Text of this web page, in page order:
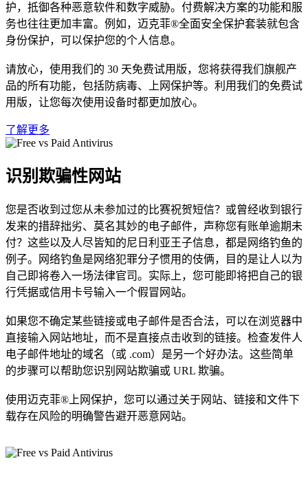
护，抵御各种恶意软件和数字威胁。付费解决方案的功能和服
务也往往更加丰富。例如，迈克菲®全面安全保护套装就包含
身份保护，可以保护您的个人信息。
请放心，使用我们的 30 天免费试用版，您将获得我们旗舰产
品的所有功能，包括防病毒、上网保护等。利用我们的免费试
用版，让您每次使用设备时都更加放心。
了解更多
识别欺骗性网站
您是否收到过您从未参加过的比赛祝贺短信？或曾经收到银行
发来的措辞拙劣、莫名其妙的电子邮件，声称您有账单逾期未
付？这些以及人尽皆知的尼日利亚王子信息，都是网络钓鱼的
例子。网络钓鱼是网络犯罪分子惯用的伎俩，目的是让人以为
自己即将卷入一场法律官司。实际上，您可能即将把自己的银
行凭据或信用卡号输入一个假冒网站。
如果您不确定某些链接或电子邮件是否合法，可以在浏览器中
直接输入网站地址，而不是直接点击收到的链接。检查发件人
电子邮件地址的域名（或 .com）是另一个好办法。这些简单
的步骤可以帮助您识别网站欺骗或 URL 欺骗。
使用迈克菲®上网保护，您可以通过关于网站、链接和文件下
载存在风险的明确警告避开恶意网站。